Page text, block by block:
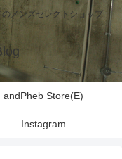
メンズセレクトショップ
andPheb Store(E)
Instagram